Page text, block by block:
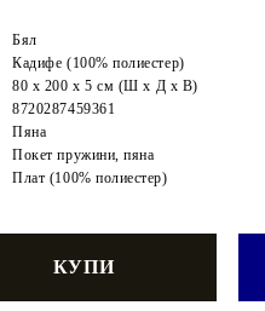
Бял
Кадифе (100% полиестер)
80 x 200 x 5 см (Ш x Д x В)
8720287459361
Пяна
Покет пружини, пяна
Плат (100% полиестер)